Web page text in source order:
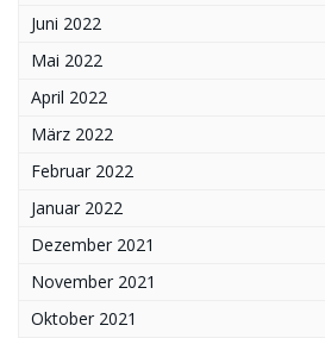
Juni 2022
Mai 2022
April 2022
März 2022
Februar 2022
Januar 2022
Dezember 2021
November 2021
Oktober 2021